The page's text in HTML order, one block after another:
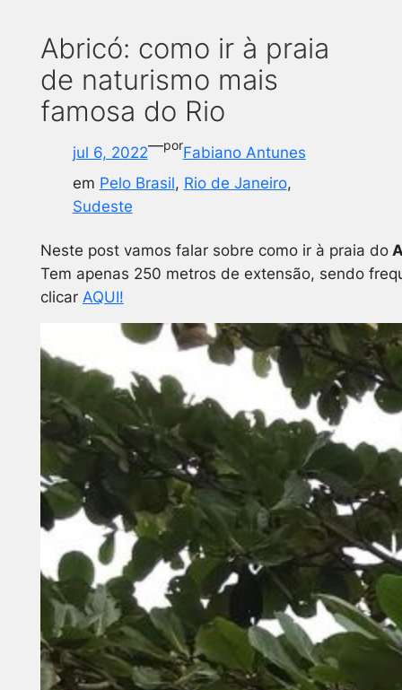
Abricó: como ir à praia
de naturismo mais
famosa do Rio
jul 6, 2022—porFabiano Antunes
em Pelo Brasil, Rio de Janeiro
Sudeste
Neste post vamos falar sobre como ir à praia do
Tem apenas 250 metros de extensão, sendo
clicar AQUI!